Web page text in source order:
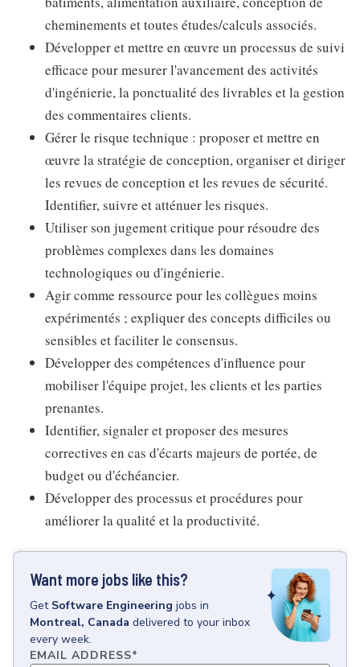
cheminements et toutes études/calculs associés.
Développer et mettre en œuvre un processus de suivi
efficace pour mesurer l'avancement des activités
d'ingénierie, la ponctualité des livrables et la gestion
des commentaires clients.
Gérer le risque technique : proposer et mettre en
œuvre la stratégie de conception, organiser et diriger
les revues de conception et les revues de sécurité.
Identifier, suivre et atténuer les risques.
Utiliser son jugement critique pour résoudre des
problèmes complexes dans les domaines
technologiques ou d'ingénierie.
Agir comme ressource pour les collègues moins
expérimentés ; expliquer des concepts difficiles ou
sensibles et faciliter le consensus.
Développer des compétences d'influence pour
mobiliser l'équipe projet, les clients et les parties
prenantes.
Identifier, signaler et proposer des mesures
correctives en cas d'écarts majeurs de portée, de
budget ou d'échéancier.
Développer des processus et procédures pour
améliorer la qualité et la productivité.
Want more jobs like this?
Get Software Engineering jobs in
Montreal, Canada delivered to your inbox
every week.
EMAIL ADDRESS*